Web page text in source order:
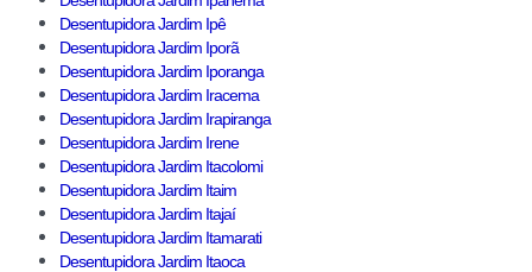
Desentupidora Jardim Ipê
Desentupidora Jardim Iporã
Desentupidora Jardim Iporanga
Desentupidora Jardim Iracema
Desentupidora Jardim Irapiranga
Desentupidora Jardim Irene
Desentupidora Jardim Itacolomi
Desentupidora Jardim Itaim
Desentupidora Jardim Itajaí
Desentupidora Jardim Itamarati
Desentupidora Jardim Itaoca